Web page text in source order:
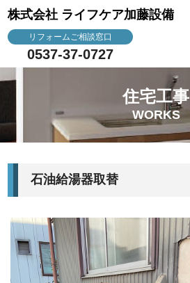
株式会社 ライフケア加藤設備
リフォームご相談窓口
0537-37-0727
住宅工事
WORKS
石油給湯器取替